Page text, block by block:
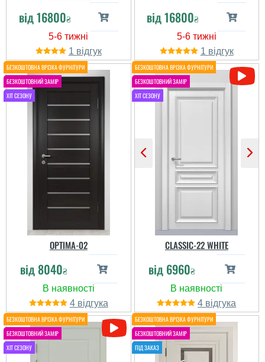
Полотно прийшло з
пошкодженнями.
Упаковане було не
герметично, тому
виявили подряпини і
затертості.
Руслан
Читав багато відгуків
про цю модель і дійсно,
зацінив. Про покупку не
жалкую,бо якість
справді на висоті.
Рекомендую ...
Ольга
Виглядають дорого,
Альона
від16800₴
1
від16800₴
1
OPTIMA-02
від 8040₴
4
CLASSIC-22 WHITE
від 6960₴
4